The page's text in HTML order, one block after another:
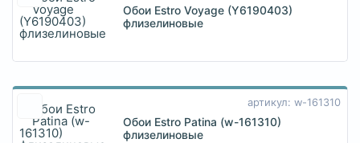
Обои Estro Voyage (Y6190403)
флизелиновые
артикул: w-161310
Обои Estro Patina (w-161310)
флизелиновые